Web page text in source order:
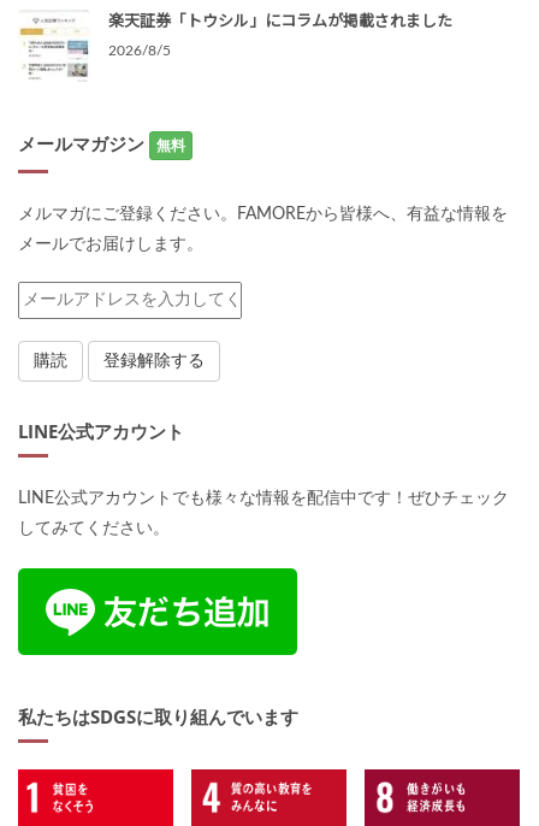
楽天証券「トウシル」にコラムが掲載されました
2026/8/5
メールマガジン 無料
メルマガにご登録ください。FAMOREから皆様へ、有益な情報を
メールでお届けします。
LINE公式アカウント
LINE公式アカウントでも様々な情報を配信中です！ぜひチェック
してみてください。
私たちはSDGSに取り組んでいます